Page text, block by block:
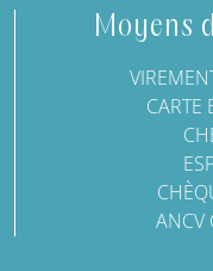
Moyens
CARTE
ANCV